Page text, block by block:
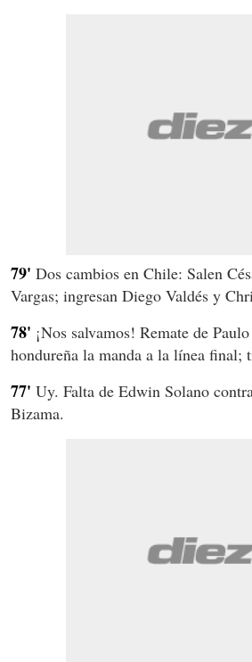
79' Dos cambios en Chile: Salen
Vargas; ingresan Diego Valdés y
78' ¡Nos salvamos! Remate de
hondureña la manda a la línea final;
77' Uy. Falta de Edwin Solano
Bizama.